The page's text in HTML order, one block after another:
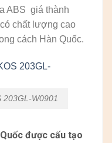
ABS giá thành
chất lượng cao
cách Hàn Quốc.
203GL-W0901
được cấu tạo